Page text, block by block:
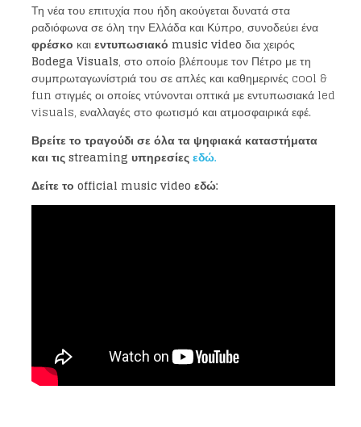
Τη νέα του επιτυχία που ήδη ακούγεται δυνατά στα
ραδιόφωνα σε όλη την Ελλάδα και Κύπρο, συνοδεύει ένα
φρέσκο καιεντυπωσιακό music video δια χειρός
Bodega Visuals, στο οποίο βλέπουμε τον Πέτρο με τη
συμπρωταγωνίστριά του σε απλές και καθημερινές cool &
fun στιγμές οι οποίες ντύνονται οπτικά με εντυπωσιακά led
visuals, εναλλαγές στο φωτισμό και ατμοσφαιρικά εφέ.
Βρείτε το τραγούδι σε όλα τα ψηφιακά καταστήματα
και τιςstreaming υπηρεσίεςεδώ.
Δείτε το official music video εδώ:
Loading your form, please wait...